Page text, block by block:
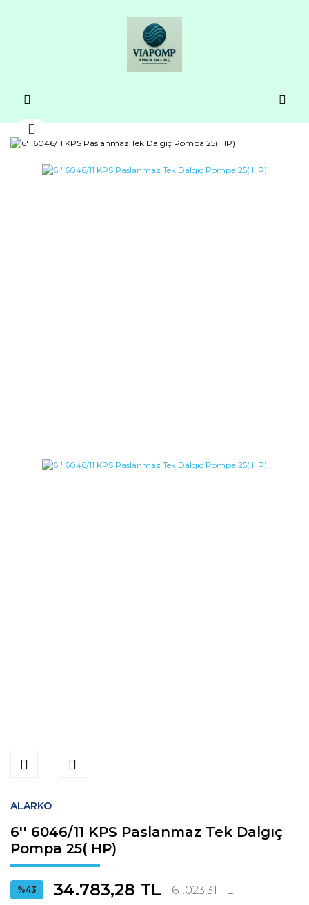
ALARKO
6'' 6046/11 KPS Paslanmaz Tek Dalgıç
Pompa 25( HP)
%43 34.783,28 TL 61.023,31 TL